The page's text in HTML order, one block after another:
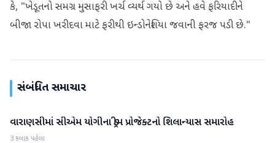
કે, "ખેડૂતનો સમગ્ર મુસાફરી ખર્ચ વ્યર્થ ગયો છે અને હવે ફરિયાદીને
બીજા રોપા ખરીદવા માટે ફરીથી ઇન્ડોનેશિયા જવાની ફરજ પડી છે."
સંબંધિત સમાચાર
રાષ્ટ્રીય
વારાણસીમાં સીએમ યોગીના ડ્રીમ પ્રોજેક્ટનો શિલાન્યાસ સમારોહ
3 કલાક પહેલા